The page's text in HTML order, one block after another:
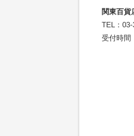
関東百貨
TEL：
受付時間